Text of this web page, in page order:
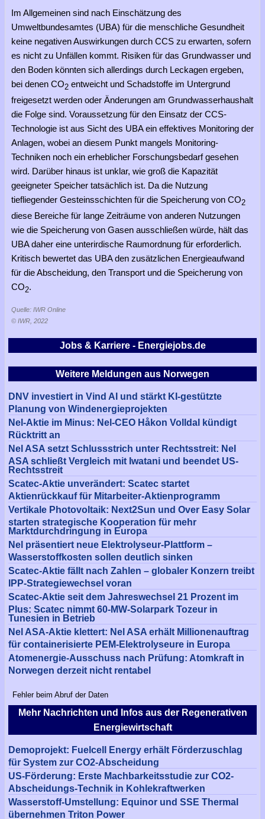
Im Allgemeinen sind nach Einschätzung des
Umweltbundesamtes (UBA) für die menschliche Gesundheit
keine negativen Auswirkungen durch CCS zu erwarten, sofern
es nicht zu Unfällen kommt. Risiken für das Grundwasser und
den Boden könnten sich allerdings durch Leckagen ergeben,
bei denen CO2 entweicht und Schadstoffe im Untergrund
freigesetzt werden oder Änderungen am Grundwasserhaushalt
die Folge sind. Voraussetzung für den Einsatz der CCS-
Technologie ist aus Sicht des UBA ein effektives Monitoring der
Anlagen, wobei an diesem Punkt mangels Monitoring-
Techniken noch ein erheblicher Forschungsbedarf gesehen
wird. Darüber hinaus ist unklar, wie groß die Kapazität
geeigneter Speicher tatsächlich ist. Da die Nutzung
tiefliegender Gesteinsschichten für die Speicherung von CO2
diese Bereiche für lange Zeiträume von anderen Nutzungen
wie die Speicherung von Gasen ausschließen würde, hält das
UBA daher eine unterirdische Raumordnung für erforderlich.
Kritisch bewertet das UBA den zusätzlichen Energieaufwand
für die Abscheidung, den Transport und die Speicherung von
CO2.
Quelle: IWR Online
© IWR, 2022
Mehr Nachrichten und Infos aus der Regenerativen
Energiewirtschaft
Demoprojekt: Fuelcell Energy erhält Förderzuschlag
für System zur CO2-Abscheidung
US-Förderung: Erste Machbarkeitsstudie zur CO2-
Abscheidungs-Technik in Kohlekraftwerken
Wasserstoff-Umstellung: Equinor und SSE Thermal
übernehmen Triton Power
Jobs & Karriere - Energiejobs.de
Weitere Meldungen aus Norwegen
DNV investiert in Vind AI und stärkt KI-gestützte
Planung von Windenergieprojekten
Nel-Aktie im Minus: Nel-CEO Håkon Volldal kündigt
Rücktritt an
Nel ASA setzt Schlussstrich unter Rechtsstreit: Nel
ASA schließt Vergleich mit Iwatani und beendet US-
Rechtsstreit
Scatec-Aktie unverändert: Scatec startet
Aktienrückkauf für Mitarbeiter-Aktienprogramm
Vertikale Photovoltaik: Next2Sun und Over Easy Solar
starten strategische Kooperation für mehr
Marktdurchdringung in Europa
Nel präsentiert neue Elektrolyseur-Plattform –
Wasserstoffkosten sollen deutlich sinken
Scatec-Aktie fällt nach Zahlen – globaler Konzern treibt
IPP-Strategiewechsel voran
Scatec-Aktie seit dem Jahreswechsel 21 Prozent im
Plus: Scatec nimmt 60-MW-Solarpark Tozeur in
Tunesien in Betrieb
Nel ASA-Aktie klettert: Nel ASA erhält Millionenauftrag
für containerisierte PEM-Elektrolyseure in Europa
Atomenergie-Ausschuss nach Prüfung: Atomkraft in
Norwegen derzeit nicht rentabel
Fehler beim Abruf der Daten